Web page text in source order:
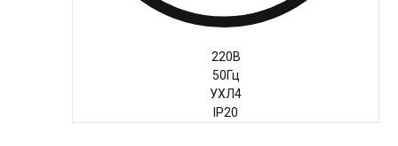
220В
50Гц
УХЛ4
IP20